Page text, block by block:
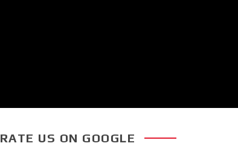
RATE US ON GOOGLE